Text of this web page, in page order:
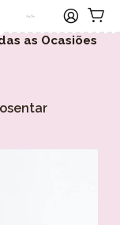
as Ocasiões